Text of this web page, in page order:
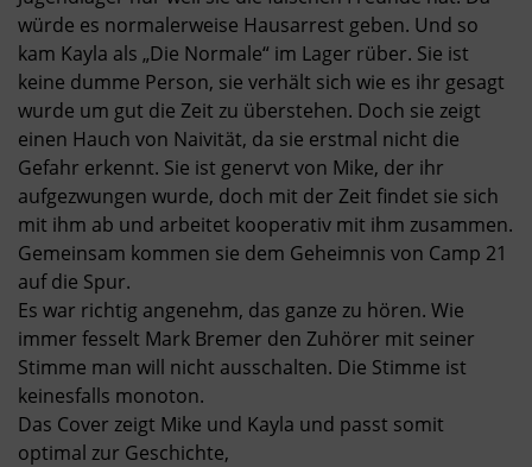
würde es normalerweise Hausarrest geben. Und so
kam Kayla als „Die Normale“ im Lager rüber. Sie ist
keine dumme Person, sie verhält sich wie es ihr gesagt
wurde um gut die Zeit zu überstehen. Doch sie zeigt
einen Hauch von Naivität, da sie erstmal nicht die
Gefahr erkennt. Sie ist genervt von Mike, der ihr
aufgezwungen wurde, doch mit der Zeit findet sie sich
mit ihm ab und arbeitet kooperativ mit ihm zusammen.
Gemeinsam kommen sie dem Geheimnis von Camp 21
auf die Spur.
Es war richtig angenehm, das ganze zu hören. Wie
immer fesselt Mark Bremer den Zuhörer mit seiner
Stimme man will nicht ausschalten. Die Stimme ist
keinesfalls monoton.
Das Cover zeigt Mike und Kayla und passt somit
optimal zur Geschichte,